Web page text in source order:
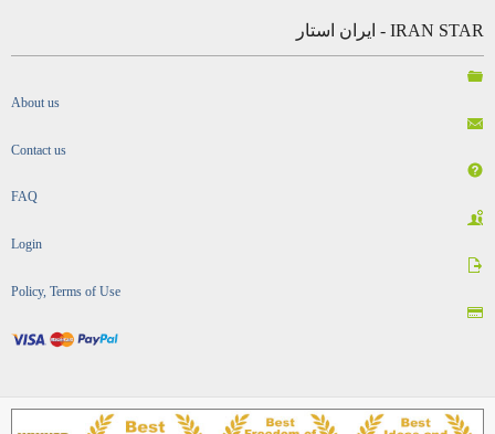
IRAN STAR - ایران استار
About us
Contact us
FAQ
Login
Policy, Terms of Use